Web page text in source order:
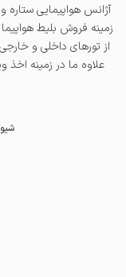
آژانس هواپیمایی
زمینه فروش بلیط
از تورهای داخلی و
علاوه ما در زمینه اخذ